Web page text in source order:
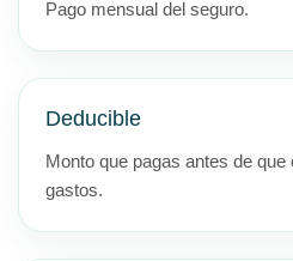
Pago mensual del seguro.
Deducible
Monto que pagas antes de
gastos.